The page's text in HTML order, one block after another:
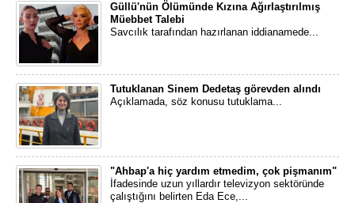
Güllü'nün Ölümünde Kızına Ağırlaştırılmış
Müebbet Talebi
Savcılık tarafından hazırlanan iddianamede...
Tutuklanan Sinem Dedetaş görevden alındı
Açıklamada, söz konusu tutuklama...
"Ahbap'a hiç yardım etmedim, çok pişmanım"
İfadesinde uzun yıllardır televizyon sektöründe
çalıştığını belirten Eda Ece,...